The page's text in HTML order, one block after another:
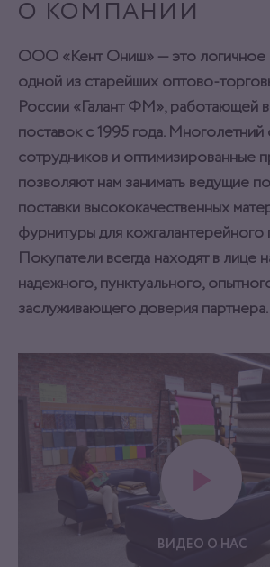
О КОМПАНИИ
ООО «Кент Ониш» — это логичное
одной из старейших оптово-
России «Галант ФМ», работающей
поставок с 1995 года. Многолетний
сотрудников и оптимизированные
позволяют нам занимать ведущие
поставки высококачественных
фурнитуры для кожгалантерейного
Покупатели всегда находят в лице
надежного, пунктуального,
заслуживающего доверия партнера.
ВИДЕО О НАС